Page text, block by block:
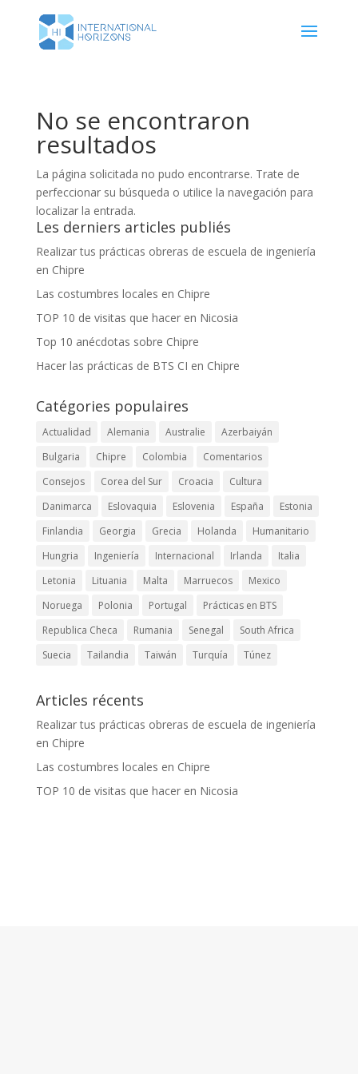
No se encontraron
resultados
La página solicitada no pudo encontrarse. Trate de
perfeccionar su búsqueda o utilice la navegación para
localizar la entrada.
Les derniers articles publiés
Realizar tus prácticas obreras de escuela de ingeniería
en Chipre
Las costumbres locales en Chipre
TOP 10 de visitas que hacer en Nicosia
Top 10 anécdotas sobre Chipre
Hacer las prácticas de BTS CI en Chipre
Catégories populaires
Actualidad Alemania Australie
Azerbaiyán
Bulgaria
Chipre Colombia
Comentarios
Consejos
Corea del Sur Croacia
Cultura
Danimarca
Eslovaquia Eslovenia España
Estonia
Finlandia
Georgia Grecia Holanda
Humanitario
Hungria
Ingeniería Internacional Irlanda
Italia
Letonia
Lituania Malta Marruecos
Mexico
Noruega
Polonia Portugal
Prácticas en BTS
Republica Checa
Rumania Senegal
South Africa
Suecia
Tailandia Taiwán Turquía Túnez
Articles récents
Realizar tus prácticas obreras de escuela de ingeniería
en Chipre
Las costumbres locales en Chipre
TOP 10 de visitas que hacer en Nicosia